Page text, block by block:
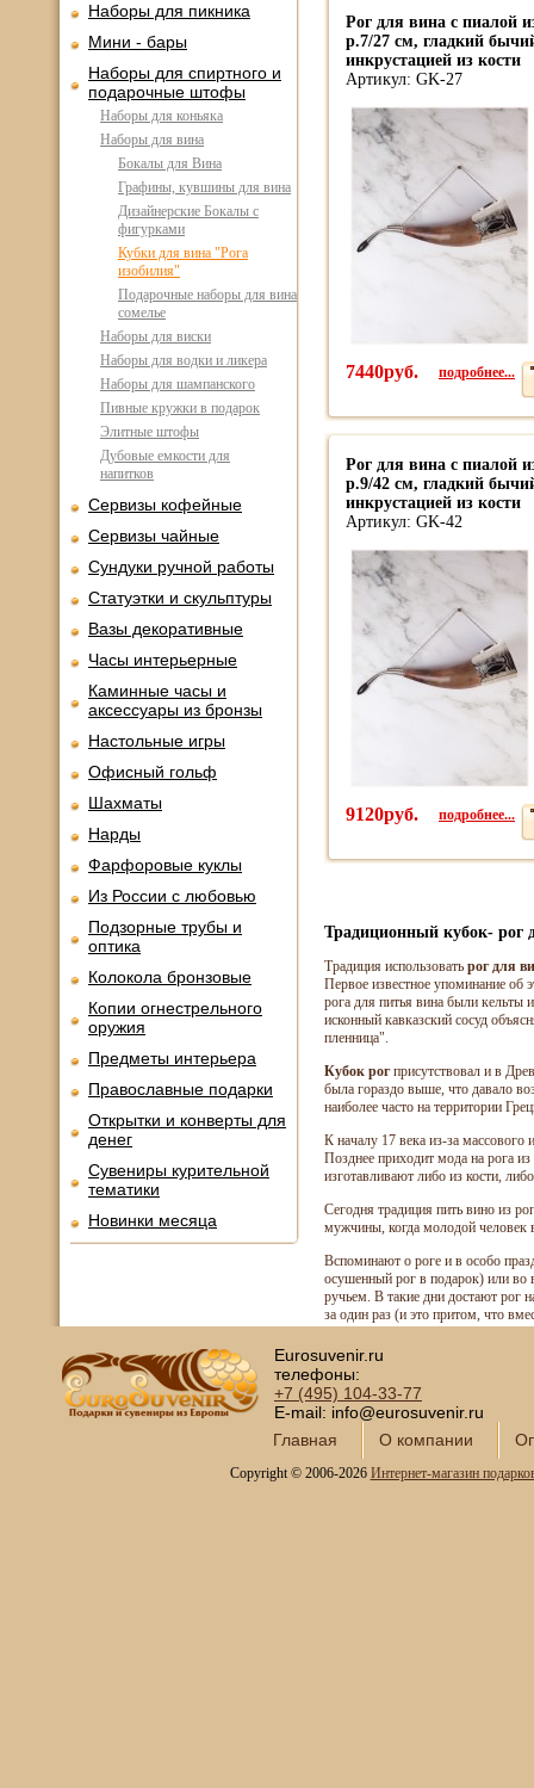
Наборы для пикника
Мини - бары
Наборы для спиртного и
подарочные штофы
Наборы для коньяка
Наборы для вина
Бокалы для Вина
Графины, кувшины для вина
Дизайнерские Бокалы с
фигурками
Кубки для вина "Рога
изобилия"
Подарочные наборы для вина
сомелье
Наборы для виски
Наборы для водки и ликера
Наборы для шампанского
Пивные кружки в подарок
Элитные штофы
Дубовые емкости для
напитков
Сервизы кофейные
Сервизы чайные
Сундуки ручной работы
Статуэтки и скульптуры
Вазы декоративные
Часы интерьерные
Каминные часы и
аксессуары из бронзы
Настольные игры
Офисный гольф
Шахматы
Нарды
Фарфоровые куклы
Из России с любовью
Подзорные трубы и
оптика
Колокола бронзовые
Копии огнестрельного
оружия
Предметы интерьера
Православные подарки
Открытки и конверты для
денег
Сувениры курительной
тематики
Новинки месяца
Рог для вина с пиалой
р.7/27 см, гладкий
инкрустацией из кости
Артикул: GK-27
7440руб. подробнее...
Рог для вина с пиалой
р.9/42 см, гладкий
инкрустацией из кости
Артикул: GK-42
9120руб. подробнее...
Традиционный кубок- рог
Традиция использовать рог для
Первое известное упоминание об
рога для питья вина были кельты
исконный кавказский сосуд
пленница".
Кубок рогприсутствовал и в
была гораздо выше, что давало
наиболее часто на территории
К началу 17 века из-за массового
Позднее приходит мода на рога
изготавливают либо из кости,
Сегодня традиция пить вино из
мужчины, когда молодой человек
Вспоминают о роге и в особо
осушенный рог в подарок) или во
ручьем. В такие дни достают рог
за один раз (и это притом, что
Eurosuvenir.ru
телефоны:
+7 (495) 104-33-77
E-mail: info@eurosuvenir.ru
Главная
О компании
Copyright © 2006-2026 Интернет-магазин